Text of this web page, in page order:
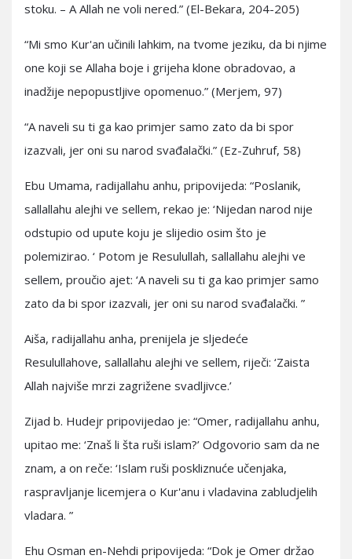
stoku. – A Allah ne voli nered.” (El-Bekara, 204-205)
“Mi smo Kur'an učinili lahkim, na tvome jeziku, da bi njime
one koji se Allaha boje i grijeha klone obradovao, a
inadžije nepopustljive opomenuo.” (Merjem, 97)
“A naveli su ti ga kao primjer samo zato da bi spor
izazvali, jer oni su narod svađalački.” (Ez-Zuhruf, 58)
Ebu Umama, radijallahu anhu, pripovijeda: “Poslanik,
sallallahu alejhi ve sellem, rekao je: ‘Nijedan narod nije
odstupio od upute koju je slijedio osim što je
polemizirao. ‘ Potom je Resulullah, sallallahu alejhi ve
sellem, proučio ajet: ‘A naveli su ti ga kao primjer samo
zato da bi spor izazvali, jer oni su narod svađalački. ”
Aiša, radijallahu anha, prenijela je sljedeće
Resulullahove, sallallahu alejhi ve sellem, riječi: ‘Zaista
Allah najviše mrzi zagrižene svadljivce.’
Zijad b. Hudejr pripovijedao je: “Omer, radijallahu anhu,
upitao me: ‘Znaš li šta ruši islam?’ Odgovorio sam da ne
znam, a on reče: ‘Islam ruši poskliznuće učenjaka,
raspravljanje licemjera o Kur'anu i vladavina zabludjelih
vladara. ”
Ehu Osman en-Nehdi pripovijeda: “Dok je Omer držao